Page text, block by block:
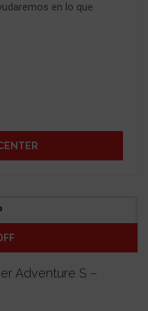
en lo que
Adventure S –